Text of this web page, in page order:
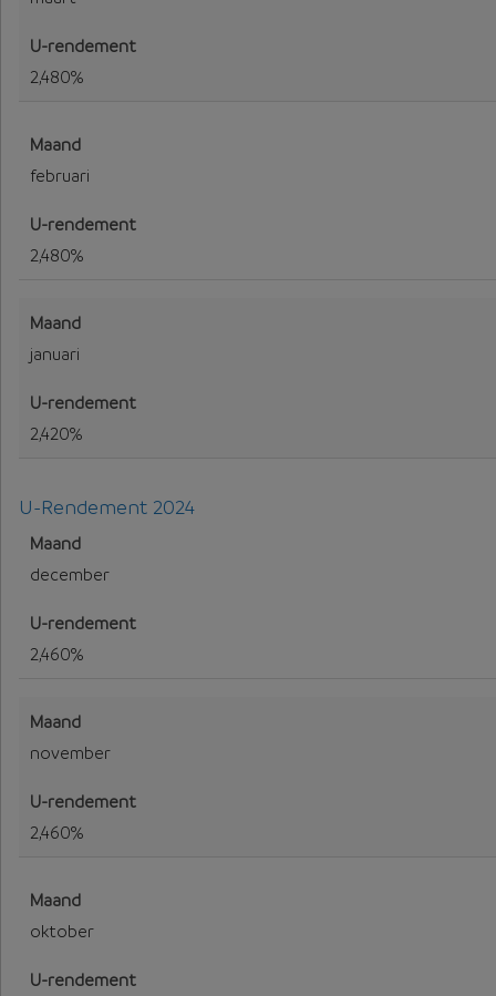
2,480%
februari
2,480%
januari
2,420%
U-Rendement 2024
U-Rendement voor 2024
december
2,460%
november
2,460%
oktober